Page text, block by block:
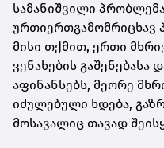
სამანიშვილი
ურთიერთგამომრიცხავ
მისი თქმით, ერთი
ვენახების გაშენებასა
აფინანსებს, მეორე
იძულებული ხდება,
მოსავალიც თავად